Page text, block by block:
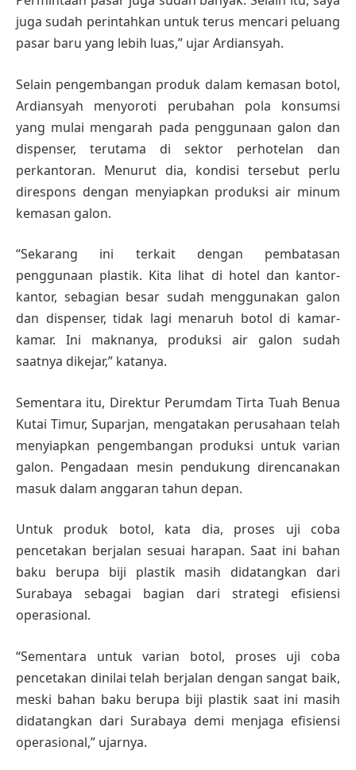
juga sudah perintahkan untuk terus mencari peluang
pasar baru yang lebih luas,” ujar Ardiansyah.
Selain pengembangan produk dalam kemasan botol,
Ardiansyah menyoroti perubahan pola konsumsi
yang mulai mengarah pada penggunaan galon dan
dispenser, terutama di sektor perhotelan dan
perkantoran. Menurut dia, kondisi tersebut perlu
direspons dengan menyiapkan produksi air minum
kemasan galon.
“Sekarang ini terkait dengan pembatasan
penggunaan plastik. Kita lihat di hotel dan kantor-
kantor, sebagian besar sudah menggunakan galon
dan dispenser, tidak lagi menaruh botol di kamar-
kamar. Ini maknanya, produksi air galon sudah
saatnya dikejar,” katanya.
Sementara itu, Direktur Perumdam Tirta Tuah Benua
Kutai Timur, Suparjan, mengatakan perusahaan telah
menyiapkan pengembangan produksi untuk varian
galon. Pengadaan mesin pendukung direncanakan
masuk dalam anggaran tahun depan.
Untuk produk botol, kata dia, proses uji coba
pencetakan berjalan sesuai harapan. Saat ini bahan
baku berupa biji plastik masih didatangkan dari
Surabaya sebagai bagian dari strategi efisiensi
operasional.
“Sementara untuk varian botol, proses uji coba
pencetakan dinilai telah berjalan dengan sangat baik,
meski bahan baku berupa biji plastik saat ini masih
didatangkan dari Surabaya demi menjaga efisiensi
operasional,” ujarnya.